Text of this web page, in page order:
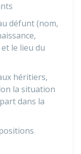
défunt (nom,
le lieu du
héritiers,
la situation
dans la